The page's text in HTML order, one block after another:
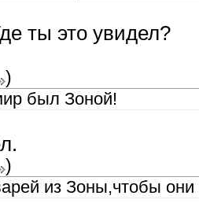
ты это увидел?
)
был Зоной!
)
из Зоны,чтобы